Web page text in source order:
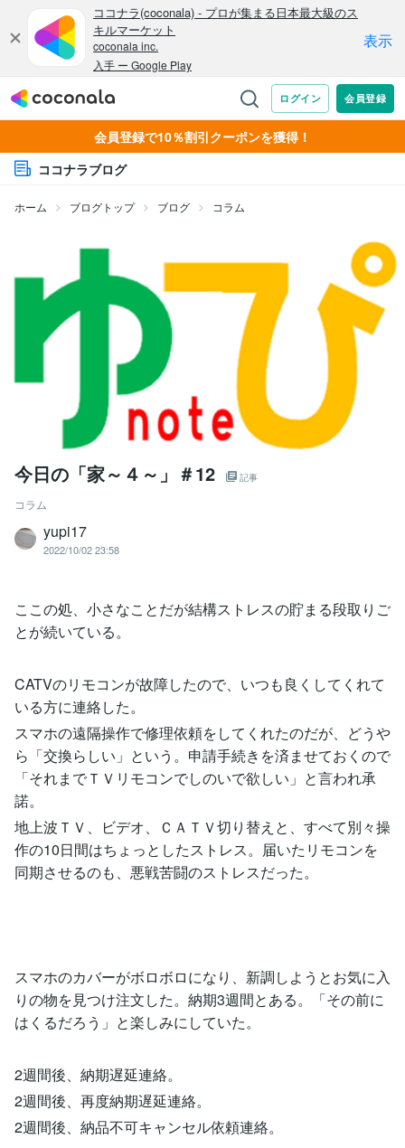
会員登録で10％割引クーポンを獲得！
ココナラブログ
ホーム ブログトップ ブログ コラム
今日の「家～４～」＃12 記事
コラム
yupi17
2022/10/02 23:58
ここの処、小さなことだが結構ストレスの貯まる段取りご
とが続いている。
CATVのリモコンが故障したので、いつも良くしてくれて
いる方に連絡した。
スマホの遠隔操作で修理依頼をしてくれたのだが、どうや
ら「交換らしい」という。申請手続きを済ませておくので
「それまでＴＶリモコンでしのいで欲しい」と言われ承
諾。
地上波ＴＶ、ビデオ、ＣＡＴＶ切り替えと、すべて別々操
作の10日間はちょっとしたストレス。届いたリモコンを
同期させるのも、悪戦苦闘のストレスだった。
スマホのカバーがボロボロになり、新調しようとお気に入
りの物を見つけ注文した。納期3週間とある。「その前に
はくるだろう」と楽しみにしていた。
2週間後、納期遅延連絡。
2週間後、再度納期遅延連絡。
2週間後、納品不可キャンセル依頼連絡。